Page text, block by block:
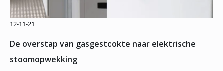
De overstap van gasgestookte naar elektrische
stoomopwekking
12-11-21